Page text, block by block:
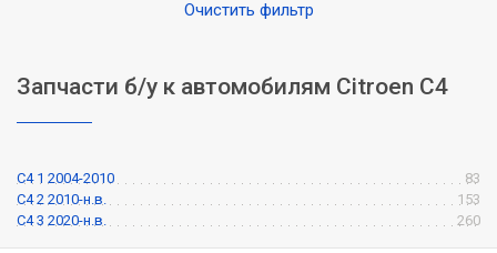
Очистить фильтр
Запчасти б/у к автомобилям Citroen C4
C4 1 2004-2010
83
C4 2 2010-н.в.
153
C4 3 2020-н.в.
260